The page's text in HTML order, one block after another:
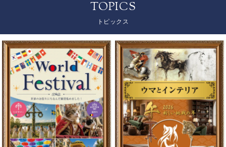
TOPICS
トピックス